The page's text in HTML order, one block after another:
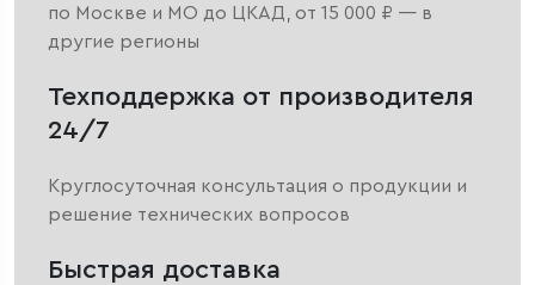
по Москве и МО до ЦКАД, от 15 000 ₽ — в
другие регионы
Техподдержка от производителя
24/7
Круглосуточная консультация о продукции и
решение технических вопросов
Быстрая доставка